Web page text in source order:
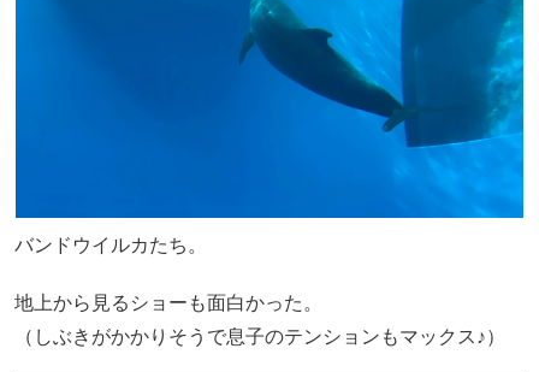
バンドウイルカたち。
地上から見るショーも面白かった。
（しぶきがかかりそうで息子のテンションもマックス♪）